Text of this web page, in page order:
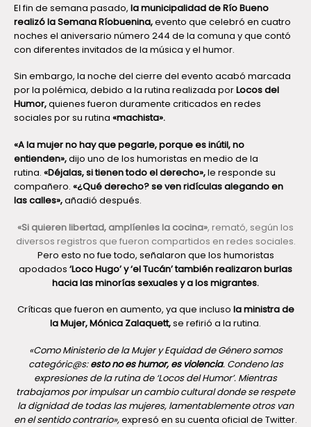
El fin de semana pasado, la municipalidad de Río Bueno
realizó la Semana Ríobuenina,evento que celebró en cuatro
noches el aniversario número 244 de la comuna y que contó
con diferentes invitados de la música y el humor.
Sin embargo, la noche del cierre del evento acabó marcada
por la polémica, debido a la rutina realizada porLocos del
Humor,quienes fueron duramente criticados en redes
sociales por su rutina «machista».
«A la mujer no hay que pegarle, porque es inútil, no
entienden»,dijo uno de los humoristas en medio de la
rutina. «Déjalas, si tienen todo el derecho»,le responde su
compañero. «¿Qué derecho? se ven ridículas alegando en
las calles»,añadió después.
«Si quieren libertad, amplíenles la cocina», remató, según los
diversos registros que fueron compartidos en redes sociales.
Pero esto no fue todo, señalaron que los humoristas
apodados ‘Loco Hugo’ y ‘el Tucán’ también realizaron burlas
hacia las minorías sexuales y a los migrantes.
Críticas que fueron en aumento, ya que incluso la ministra de
la Mujer, Mónica Zalaquett,se refirió a la rutina.
«Como Ministerio de la Mujer y Equidad de Género somos
categóric@s:esto no es humor, es violencia. Condeno las
expresiones de la rutina de ‘Locos del Humor’. Mientras
trabajamos por impulsar un cambio cultural donde se respete
la dignidad de todas las mujeres, lamentablemente otros van
en el sentido contrario»,expresó en su cuenta oficial de Twitter.